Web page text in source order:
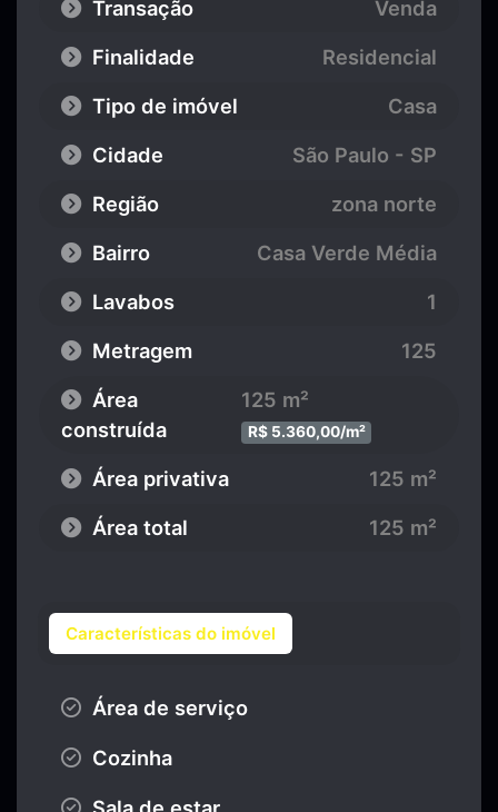
Transação
Venda
Finalidade
Residencial
Tipo de imóvel
Casa
Cidade
São Paulo - SP
Região
zona norte
Bairro
Casa Verde Média
Lavabos
1
Metragem
125
Área
construída
125 m²
R$ 5.360,00/m²
Área privativa
125 m²
Área total
125 m²
Características do imóvel
Área de serviço
Cozinha
Sala de estar